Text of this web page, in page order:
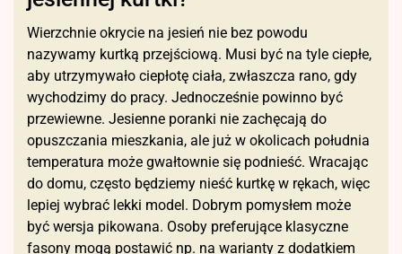
Wierzchnie okrycie na jesień nie bez powodu
nazywamy kurtką przejściową. Musi być na tyle ciepłe,
aby utrzymywało ciepłotę ciała, zwłaszcza rano, gdy
wychodzimy do pracy. Jednocześnie powinno być
przewiewne. Jesienne poranki nie zachęcają do
opuszczania mieszkania, ale już w okolicach południa
temperatura może gwałtownie się podnieść. Wracając
do domu, często będziemy nieść kurtkę w rękach, więc
lepiej wybrać lekki model. Dobrym pomysłem może
być wersja pikowana. Osoby preferujące klasyczne
fasony mogą postawić np. na warianty z dodatkiem